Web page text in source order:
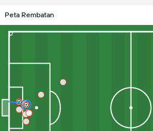
Peta Rembatan